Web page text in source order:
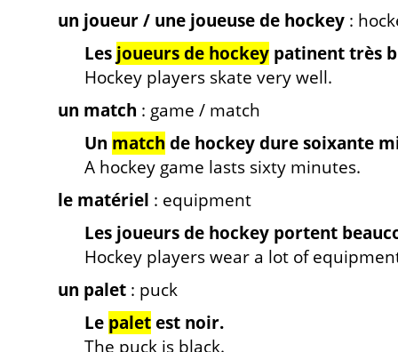
un joueur / une joueuse de hockey :
Les joueurs de hockey patinent très
Hockey players skate very well.
un match : game / match
Un match de hockey dure soixante
A hockey game lasts sixty minutes.
le matériel : equipment
Les joueurs de hockey portent
Hockey players wear a lot of
un palet : puck
Le paletest noir.
The puck is black.